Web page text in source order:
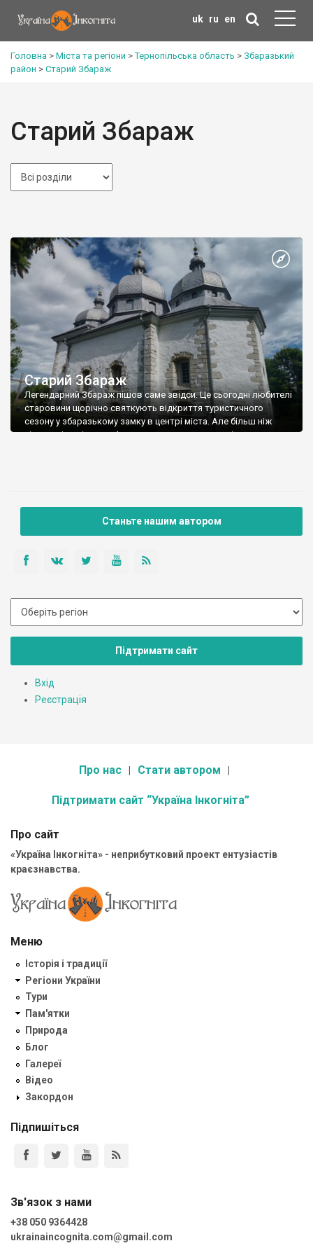
uk ru en
Головна > Міста та регіони >Тернопільська область > Збаразький
район > Старий Збараж
Старий Збараж
Старий Збараж
Легендарний Збараж пішов саме звідси. Це сьогодні любителі
старовини щорічно святкують відкриття туристичного
сезону у збаразькому замку в центрі міста. Але більш ніж
півтисячі років тому фортеця знаходилася зовсім не тут, а на
Станьте нашим автором
Підтримати сайт
Вхід
Реєстрація
Про нас Стати автором
Підтримати сайт “Україна Інкогніта”
Про сайт
«Україна Інкогніта» - неприбутковий проект ентузіастів
краєзнавства.
Меню
Історія і традиції
Регіони України
Тури
Пам'ятки
Природа
Блог
Галереї
Відео
Закордон
Підпишіться
Зв'язок з нами
+38 050 9364428
ukrainaincognita.com@gmail.com